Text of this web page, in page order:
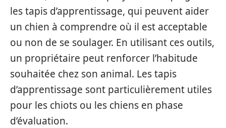
les tapis d’apprentissage, qui peuvent aider
un chien à comprendre où il est acceptable
ou non de se soulager. En utilisant ces outils,
un propriétaire peut renforcer l’habitude
souhaitée chez son animal. Les tapis
d’apprentissage sont particulièrement utiles
pour les chiots ou les chiens en phase
d’évaluation.